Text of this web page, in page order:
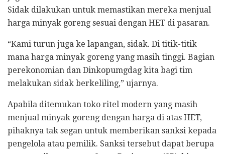
Sidak dilakukan untuk memastikan mereka menjual
harga minyak goreng sesuai dengan HET di pasaran.
“Kami turun juga ke lapangan, sidak. Di titik-titik
mana harga minyak goreng yang masih tinggi. Bagian
perekonomian dan Dinkopumgdag kita bagi tim
melakukan sidak berkeliling,” ujarnya.
Apabila ditemukan toko ritel modern yang masih
menjual minyak goreng dengan harga di atas HET,
pihaknya tak segan untuk memberikan sanksi kepada
pengelola atau pemilik. Sanksi tersebut dapat berupa